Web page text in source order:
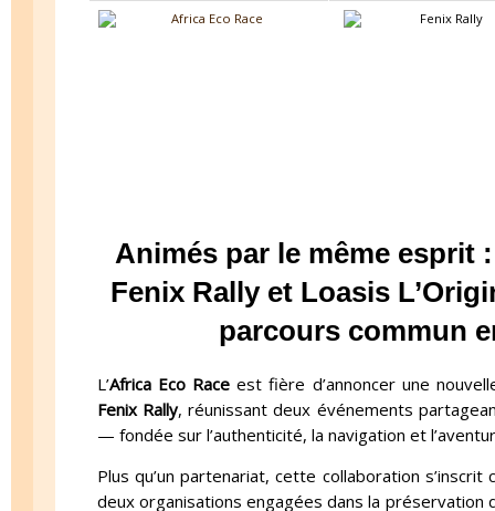
Animés par le même esprit
Fenix Rally et Loasis
parcours commun
L’Africa Eco Race est fière d’annoncer une
Fenix Rally, réunissant deux événements
— fondée sur l’authenticité, la navigation et
Plus qu’un partenariat, cette collaboration
deux organisations engagées dans la préservation